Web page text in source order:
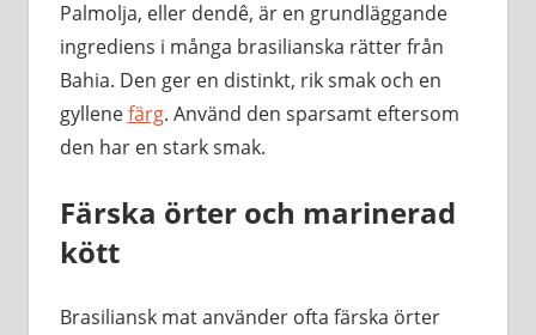
Palmolja, eller dendê, är en grundläggande
ingrediens i många brasilianska rätter från
Bahia. Den ger en distinkt, rik smak och en
gyllenefärg. Använd den sparsamt eftersom
den har en stark smak.
Färska örter och marinerad
kött
Brasiliansk mat använder ofta färska örter